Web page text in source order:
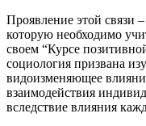
Проявление этой связи –
которую необходимо
своем “Курсе
социология призвана
видоизменяющее
взаимодействия
вследствие влияния